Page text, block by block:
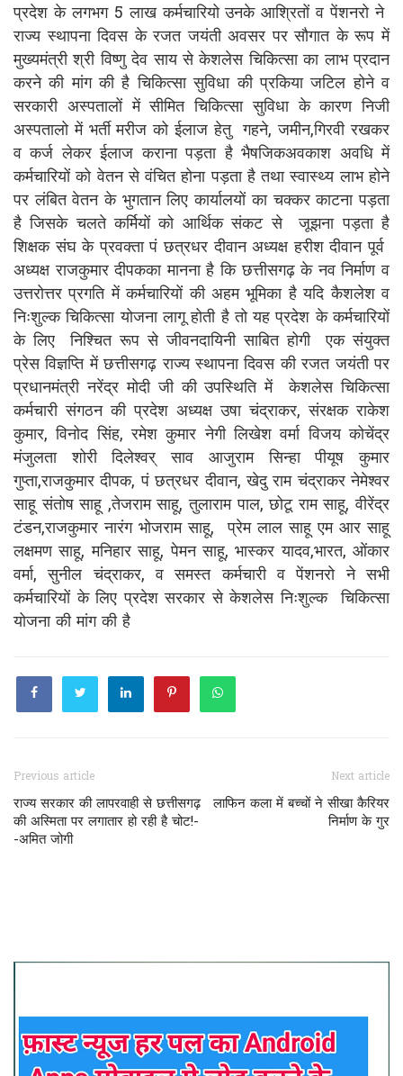
प्रदेश के लगभग 5 लाख कर्मचारियो उनके आश्रितों व पेंशनरो ने
राज्य स्थापना दिवस के रजत जयंती अवसर पर सौगात के रूप में
मुख्यमंत्री श्री विष्णु देव साय से केशलेस चिकित्सा का लाभ प्रदान
करने की मांग की है चिकित्सा सुविधा की प्रकिया जटिल होने व
सरकारी अस्पतालों में सीमित चिकित्सा सुविधा के कारण निजी
अस्पतालो में भर्ती मरीज को ईलाज हेतु गहने, जमीन,गिरवी रखकर
व कर्ज लेकर ईलाज कराना पड़ता है भैषजिकअवकाश अवधि में
कर्मचारियों को वेतन से वंचित होना पड़ता है तथा स्वास्थ्य लाभ होने
पर लंबित वेतन के भुगतान लिए कार्यालयों का चक्कर काटना पड़ता
है जिसके चलते कर्मियों को आर्थिक संकट से जूझना पड़ता है
शिक्षक संघ के प्रवक्ता पं छत्रधर दीवान अध्यक्ष हरीश दीवान पूर्व
अध्यक्ष राजकुमार दीपकका मानना है कि छत्तीसगढ़ के नव निर्माण व
उत्तरोत्तर प्रगति में कर्मचारियों की अहम भूमिका है यदि कैशलेश व
निःशुल्क चिकित्सा योजना लागू होती है तो यह प्रदेश के कर्मचारियों
के लिए निश्चित रूप से जीवनदायिनी साबित होगी एक संयुक्त
प्रेस विज्ञप्ति में छत्तीसगढ़ राज्य स्थापना दिवस की रजत जयंती पर
प्रधानमंत्री नरेंद्र मोदी जी की उपस्थिति में केशलेस चिकित्सा
कर्मचारी संगठन की प्रदेश अध्यक्ष उषा चंद्राकर, संरक्षक राकेश
कुमार, विनोद सिंह, रमेश कुमार नेगी लिखेश वर्मा विजय कोचेंद्र
मंजुलता शोरी दिलेश्वर् साव आजुराम सिन्हा पीयूष कुमार
गुप्ता,राजकुमार दीपक, पं छत्रधर दीवान, खेदु राम चंद्राकर नेमेश्वर
साहू संतोष साहू ,तेजराम साहू, तुलाराम पाल, छोटू राम साहू, वीरेंद्र
टंडन,राजकुमार नारंग भोजराम साहू, प्रेम लाल साहू एम आर साहू
लक्षमण साहू, मनिहार साहू, पेमन साहू, भास्कर यादव,भारत, ओंकार
वर्मा, सुनील चंद्राकर, व समस्त कर्मचारी व पेंशनरो ने सभी
कर्मचारियों के लिए प्रदेश सरकार से केशलेस निःशुल्क चिकित्सा
योजना की मांग की है
Previous article
राज्य सरकार की लापरवाही से छत्तीसगढ़
की अस्मिता पर लगातार हो रही है चोट!-
-अमित जोगी
Next article
लाफिन कला में बच्चों ने सीखा कैरियर
निर्माण के गुर